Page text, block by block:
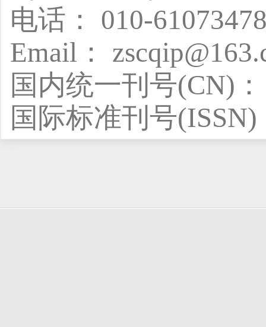
电话： 010-
Email：
国内统一刊号(CN)
国际标准刊号(ISSN)